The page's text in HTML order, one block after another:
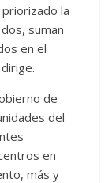
la
suman
en el
de
del
en
más y